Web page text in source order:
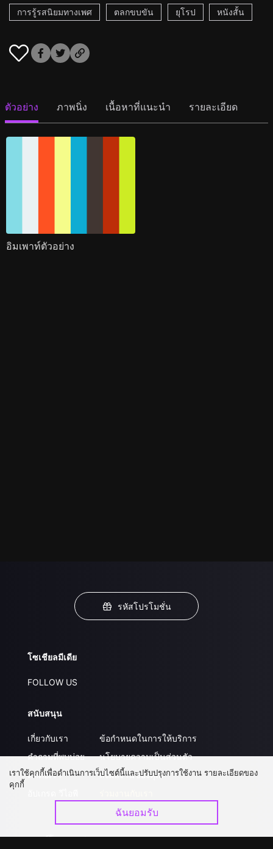
การรู้รสนิยมทางเพศ ตลกขบขัน ยุโรป หนังสั้น
ตัวอย่าง ภาพนิ่ง เนื้อหาที่แนะนำ รายละเอียด
อิมเพาท์ตัวอย่าง
รหัสโปรโมชั่น
โซเชียลมีเดีย
FOLLOW US
สนับสนุน
เกี่ยวกับเรา
คำถามที่พบบ่อย
ติดต่อเรา
ข้อกำหนดในการให้บริการ
นโยบายความเป็นส่วนตัว
ส่งผลงานของคุณ
ดาวน์โหลดแอป
เราใช้คุกกี้เพื่อดำเนินการเว็บไซต์นี้และปรับปรุงการใช้งาน รายละเอียดของ
คุกกี้
ฉันยอมรับ